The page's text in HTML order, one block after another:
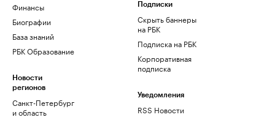
Финансы
Биографии
База знаний
РБК Образование
Новости
регионов
Санкт-Петербург
и область
Подписки
Скрыть баннеры
на РБК
Подписка на РБК
Корпоративная
подписка
Уведомления
RSS Новости